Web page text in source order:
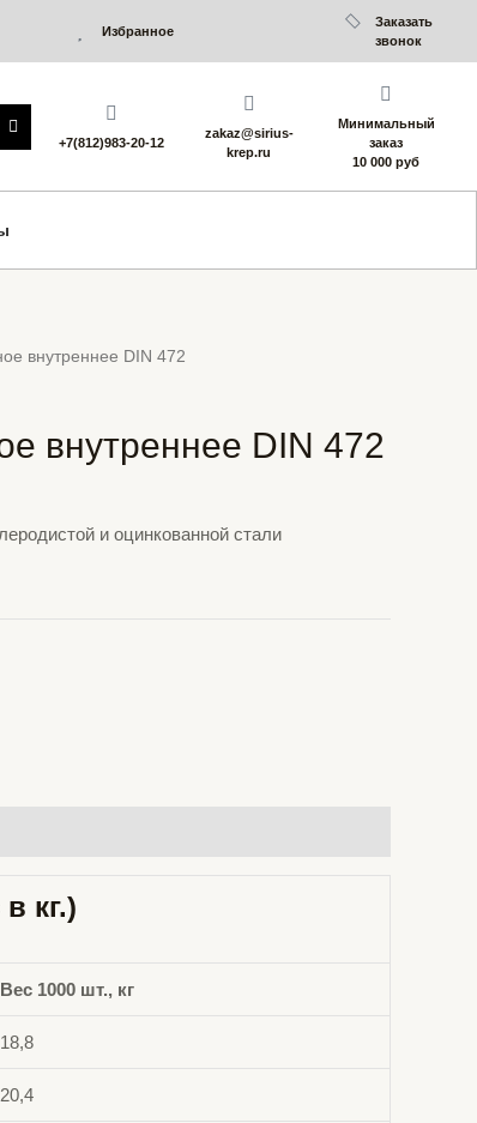
Избранное
Заказать
звонок
+7(812)983-20-12
zakaz@sirius-
krep.ru
Минимальный
заказ
10 000 руб
внутреннее DIN 472
внутреннее DIN 472
и оцинкованной стали
кг.)
Вес 1000 шт., кг
18,8
20,4